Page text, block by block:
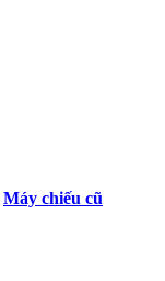
Máy chiếu cũ